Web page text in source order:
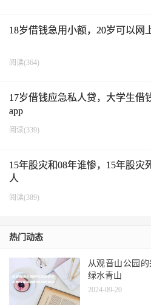
18岁借钱急用小额，20岁可以网
阅读(364)
17岁借钱应急私人贷，大学生借
app
阅读(339)
15年股灾和08年谁惨，15年股灾
人
阅读(389)
热门动态
从观音山公园
绿水青山
2024-09-20